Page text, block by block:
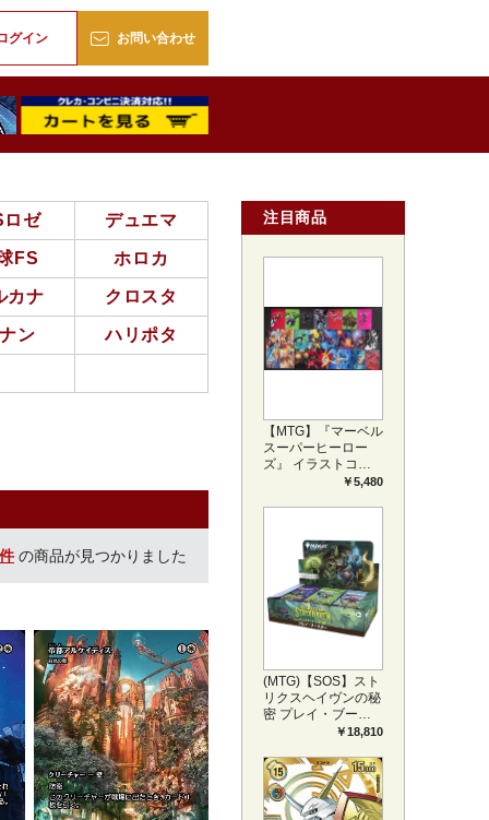
グイン お問い合わせ
ロゼ デュエマ
FS ホロカ
カナ クロスタ
ン ハリポタ
の商品が見つかりました
注目商品
【MTG】『マーベル
スーパーヒーロー
ズ』 イラストコレ
クション 54種コン
￥5,480
(MTG)【SOS】スト
リクスヘイヴンの秘
密 プレイ・ブース
ター1BOX日本語版
￥18,810